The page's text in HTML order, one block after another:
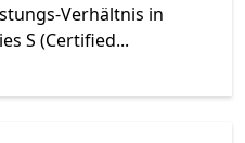
Verhältnis in
S (Certified...